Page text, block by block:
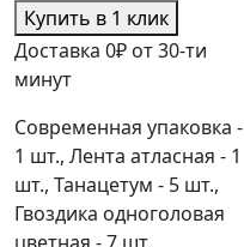
Купить в 1 клик
Доставка 0₽ от 30-ти
минут
Современная упаковка -
1 шт., Лента атласная - 1
шт., Танацетум - 5 шт.,
Гвоздика одноголовая